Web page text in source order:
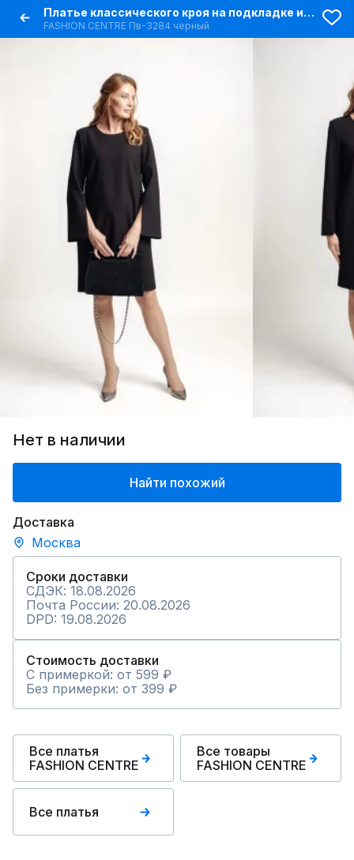
Платье классического кроя на подкладке из текстиля с шлицей
FASHION CENTRE Пв-3284 черный
Нет в наличии
Найти похожий
Доставка
Москва
Сроки доставки
СДЭК: 18.08.2026
Почта России: 20.08.2026
DPD: 19.08.2026
Стоимость доставки
С примеркой: от 599 ₽
Без примерки: от 399 ₽
Все платья
FASHION CENTRE
Все товары
FASHION CENTRE
Все платья